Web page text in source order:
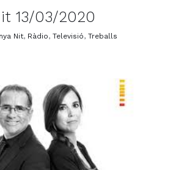
13/03/2020
Nit, Ràdio, Televisió, Treballs